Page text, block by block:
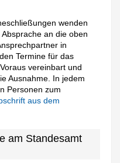
wenden
an die oben
in
Termine für das
vereinbart und
Ausnahme. In jedem
Personen zum
aus dem
am Standesamt